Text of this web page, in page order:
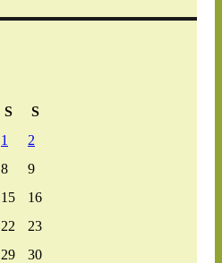
S
S
1
2
8
9
15
16
22
23
29
30